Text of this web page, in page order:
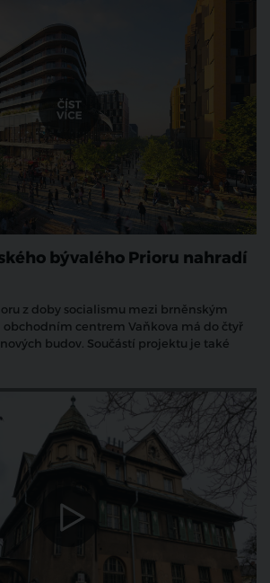
bývalého Prioru nahradí
z doby socialismu mezi brněnským
centrem Vaňkova má do čtyř
budov. Součástí projektu je také